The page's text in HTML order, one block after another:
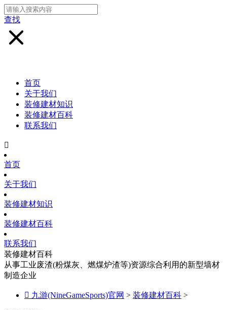
查找
首页
关于我们
装修建材知识
装修建材百科
联系我们

首页
关于我们
装修建材知识
装修建材百科
联系我们
装修建材百科
从事工业废渣(粉煤灰、燃煤炉渣等)资源综合利用的新型墙材
制造企业
 九游(NineGameSports)官网 > 装修建材百科 >